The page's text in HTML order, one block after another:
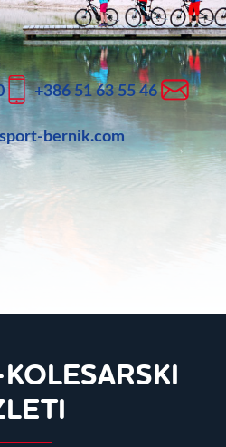
+386 51 63 55 46
bernik.com